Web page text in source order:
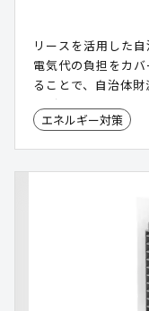
リースを活用した
電気代の負担をカ
ることで、自治体
ながります。
エネルギー対策